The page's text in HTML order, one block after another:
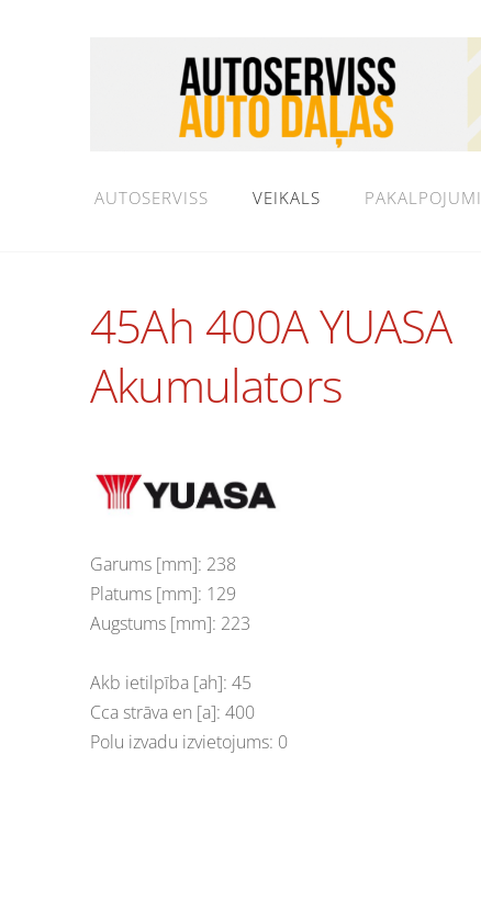
AUTOSERVISS VEIKALS PAKALPOJUMI
45Ah 400A YUASA
Akumulators
Garums [mm]: 238
Platums [mm]: 129
Augstums [mm]: 223
Akb ietilpība [ah]: 45
Cca strāva en [a]: 400
Polu izvadu izvietojums: 0